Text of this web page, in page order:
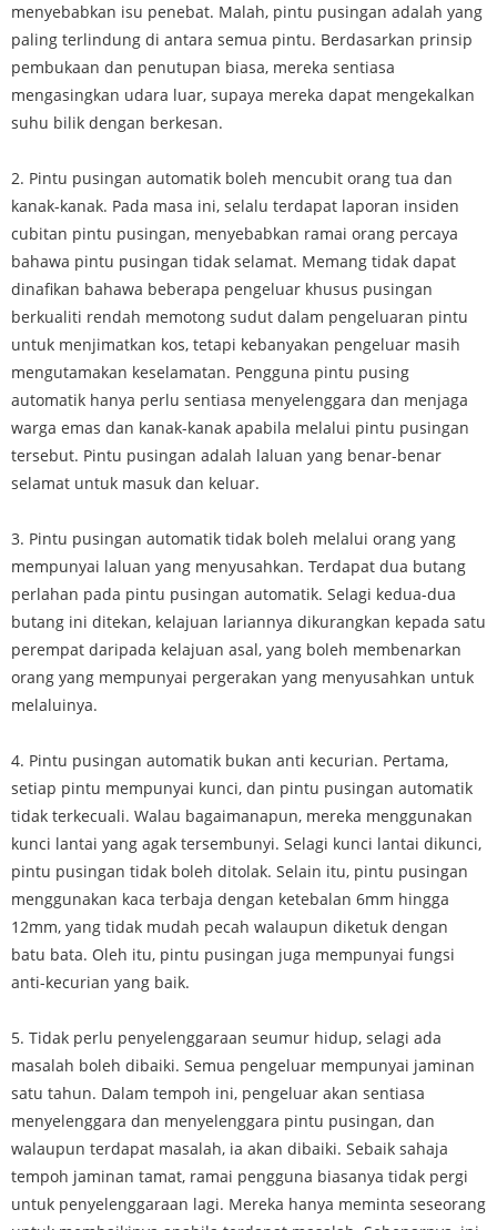
menyebabkan isu penebat. Malah, pintu pusingan adalah yang
paling terlindung di antara semua pintu. Berdasarkan prinsip
pembukaan dan penutupan biasa, mereka sentiasa
mengasingkan udara luar, supaya mereka dapat mengekalkan
suhu bilik dengan berkesan.
2. Pintu pusingan automatik boleh mencubit orang tua dan
kanak-kanak. Pada masa ini, selalu terdapat laporan insiden
cubitan pintu pusingan, menyebabkan ramai orang percaya
bahawa pintu pusingan tidak selamat. Memang tidak dapat
dinafikan bahawa beberapa pengeluar khusus pusingan
berkualiti rendah memotong sudut dalam pengeluaran pintu
untuk menjimatkan kos, tetapi kebanyakan pengeluar masih
mengutamakan keselamatan. Pengguna pintu pusing
automatik hanya perlu sentiasa menyelenggara dan menjaga
warga emas dan kanak-kanak apabila melalui pintu pusingan
tersebut. Pintu pusingan adalah laluan yang benar-benar
selamat untuk masuk dan keluar.
3. Pintu pusingan automatik tidak boleh melalui orang yang
mempunyai laluan yang menyusahkan. Terdapat dua butang
perlahan pada pintu pusingan automatik. Selagi kedua-dua
butang ini ditekan, kelajuan lariannya dikurangkan kepada satu
perempat daripada kelajuan asal, yang boleh membenarkan
orang yang mempunyai pergerakan yang menyusahkan untuk
melaluinya.
4. Pintu pusingan automatik bukan anti kecurian. Pertama,
setiap pintu mempunyai kunci, dan pintu pusingan automatik
tidak terkecuali. Walau bagaimanapun, mereka menggunakan
kunci lantai yang agak tersembunyi. Selagi kunci lantai dikunci,
pintu pusingan tidak boleh ditolak. Selain itu, pintu pusingan
menggunakan kaca terbaja dengan ketebalan 6mm hingga
12mm, yang tidak mudah pecah walaupun diketuk dengan
batu bata. Oleh itu, pintu pusingan juga mempunyai fungsi
anti-kecurian yang baik.
5. Tidak perlu penyelenggaraan seumur hidup, selagi ada
masalah boleh dibaiki. Semua pengeluar mempunyai jaminan
satu tahun. Dalam tempoh ini, pengeluar akan sentiasa
menyelenggara dan menyelenggara pintu pusingan, dan
walaupun terdapat masalah, ia akan dibaiki. Sebaik sahaja
tempoh jaminan tamat, ramai pengguna biasanya tidak pergi
untuk penyelenggaraan lagi. Mereka hanya meminta seseorang